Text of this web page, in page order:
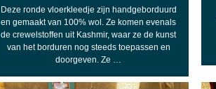
Deze ronde vloerkleedje zijn handgeborduurd
en gemaakt van 100% wol. Ze komen evenals
de crewelstoffen uit Kashmir, waar ze de kunst
van het borduren nog steeds toepassen en
doorgeven. Ze …